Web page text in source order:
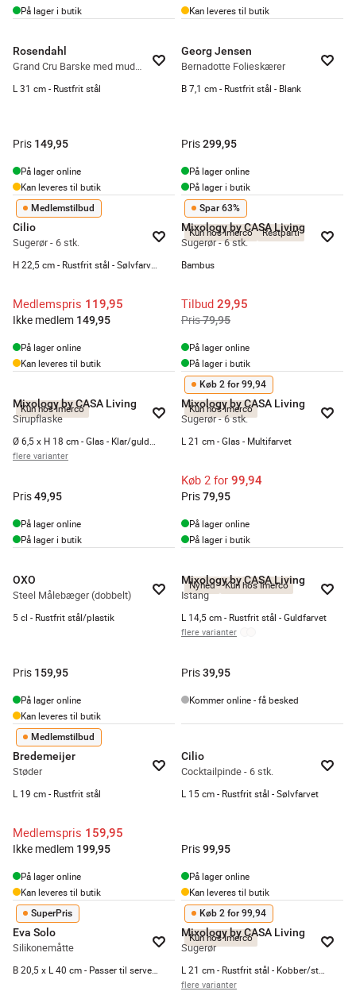
På lager i butik
Kan leveres til butik
Rosendahl
Grand Cru Barske med muddler
L 31 cm - Rustfrit stål
Pris 149,95
På lager online
Kan leveres til butik
Georg Jensen
Bernadotte Folieskærer
B 7,1 cm - Rustfrit stål - Blank
Pris299,95
På lager online
På lager i butik
Medlemstilbud
Cilio
Sugerør - 6 stk.
Medlemspris 119,95
Ikke medlem 149,95
På lager online
Kan leveres til butik
Kun hos Imerco Restparti
Spar 63%
Mixology by CASA Living
Sugerør - 6 stk.
Bambus
Tilbud 29,95
Pris79,95
På lager online
På lager i butik
Kun hos Imerco
Mixology by CASA Living
Sirupflaske
flere varianter
Pris49,95
På lager online
På lager i butik
Kun hos Imerco
Køb 2 for 99,94
Mixology by CASA Living
Sugerør - 6 stk.
L 21 cm - Glas - Multifarvet
Køb 2 for 99,94
Pris79,95
På lager online
På lager i butik
OXO
Steel Målebæger (dobbelt)
5 cl - Rustfrit stål/plastik
Pris 159,95
På lager online
Kan leveres til butik
Nyhed Kun hos Imerco
Mixology by CASA Living
Istang
L 14,5 cm - Rustfrit stål - Guldfarvet
flere varianter
Pris39,95
Kommer online - få besked
Medlemstilbud
Bredemeijer
Støder
L 19 cm - Rustfrit stål
Medlemspris 159,95
Ikke medlem 199,95
På lager online
Kan leveres til butik
Cilio
Cocktailpinde - 6 stk.
L 15 cm - Rustfrit stål - Sølvfarvet
Pris99,95
På lager online
Kan leveres til butik
SuperPris
Eva Solo
Silikonemåtte
Kun hos Imerco
Køb 2 for 99,94
Mixology by CASA Living
Sugerør
flere varianter